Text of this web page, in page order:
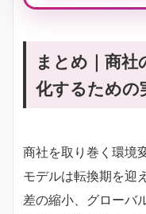
まとめ｜商
化するための
商社を取り巻く環境
モデルは転換期を迎
差の縮小、グローバ